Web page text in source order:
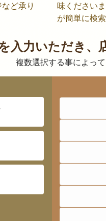
ど承り
味ください
が簡単に検索
入力いただき、
複数選択する事によっ